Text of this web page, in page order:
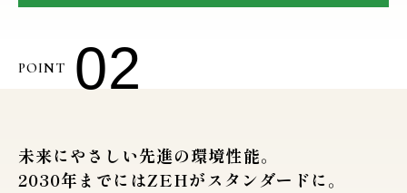
POINT 02
未来にやさしい先進の環境性能。
2030年までにはZEHがスタンダードに。